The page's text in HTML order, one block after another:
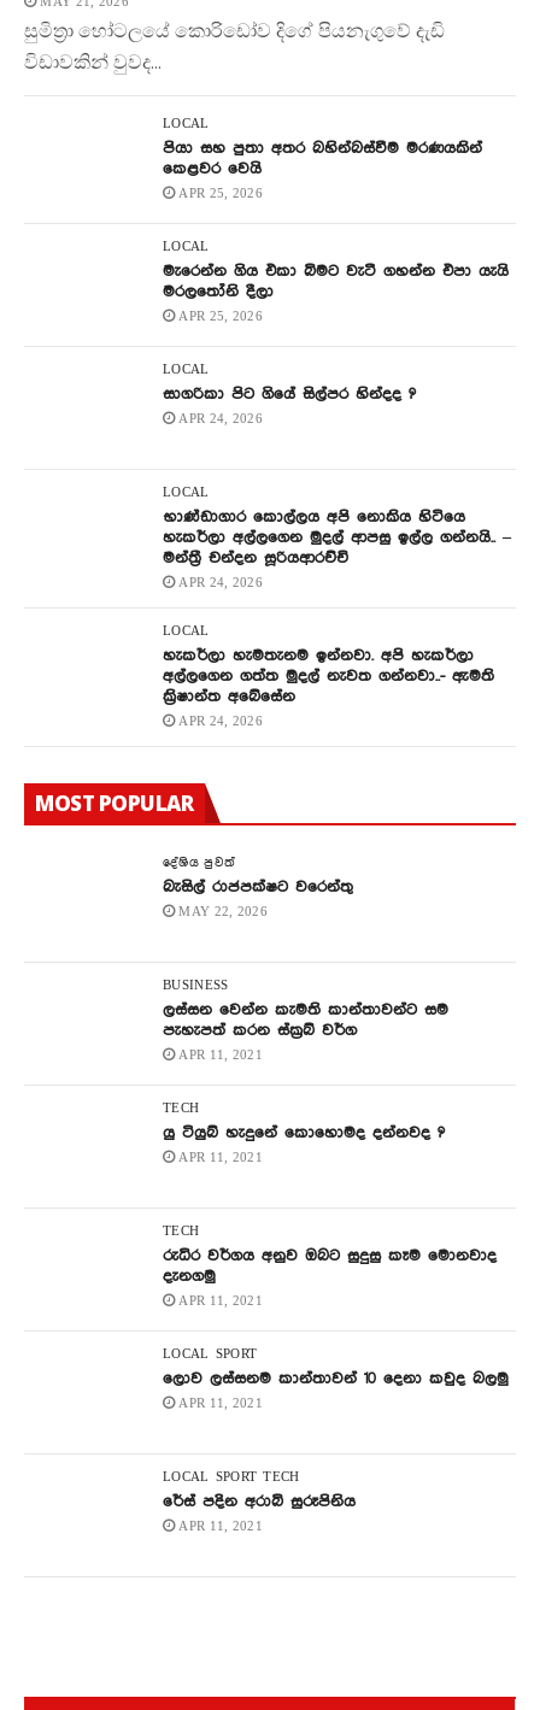
සුමිත්‍රා හෝටලයේ කොරිඩෝව දිගේ පියනැගුවේ දැඩි
විඩාවකින් වුවද...
LOCAL
පියා සහ පුතා අතර බහින්බස්වීම මරණයකින්
කෙළවර වෙයි
APR 25, 2026
LOCAL
මැරෙන්න ගිය එකා බිමට වැටී ගහන්න එපා යැයි
මරලතෝනි දීලා
APR 25, 2026
LOCAL
සාගරිකා පිට ගියේ සිල්පර හින්දද ?
APR 24, 2026
LOCAL
භාණ්ඩාගාර කොල්ලය අපි නොකිය හිටියෙ
හැකර්ලා අල්ලගෙන මුදල් ආපසු ඉල්ල ගන්නයි.. –
මන්ත්‍රී චන්දන සූරියආරච්චි
APR 24, 2026
LOCAL
හැකර්ලා හැමතැනම ඉන්නවා. අපි හැකර්ලා
අල්ලගෙන ගත්ත මුදල් නැවත ගන්නවා..- ඇමති
ක්‍රිෂාන්ත අබේසේන
APR 24, 2026
MOST POPULAR
දේශිය පුවත්
බැසිල් රාජපක්ෂට වරෙන්තු
MAY 22, 2026
BUSINESS
ලස්සන වෙන්න කැමති කාන්තාවන්ට සම
පැහැපත් කරන ස්ක්‍රබ් වර්ග
APR 11, 2021
TECH
යු ටියුබ් හැදුනේ කොහොමද දන්නවද ?
APR 11, 2021
TECH
රුධිර වර්ගය අනුව ඔබට සුදුසු කෑම මොනවාද
දැනගමු
APR 11, 2021
LOCAL SPORT
ලොව ලස්සනම කාන්තාවන් 10 දෙනා කවුද බලමු
APR 11, 2021
LOCAL SPORT TECH
රේස් පදින අරාබි සුරූපිනිය
APR 11, 2021